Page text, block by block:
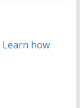
Learn how